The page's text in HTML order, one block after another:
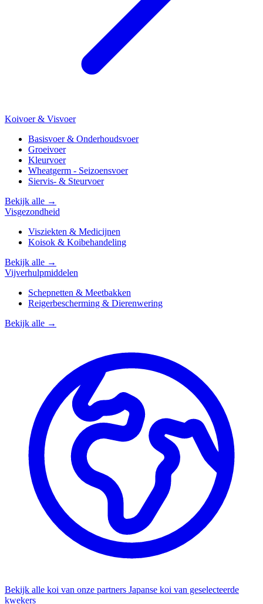
Koivoer & Visvoer
Basisvoer & Onderhoudsvoer
Groeivoer
Kleurvoer
Wheatgerm - Seizoensvoer
Siervis- & Steurvoer
Bekijk alle →
Visgezondheid
Visziekten & Medicijnen
Koisok & Koibehandeling
Bekijk alle →
Vijverhulpmiddelen
Schepnetten & Meetbakken
Reigerbescherming & Dierenwering
Bekijk alle →
Bekijk alle koi van onze partners Japanse koi van geselecteerde
kwekers